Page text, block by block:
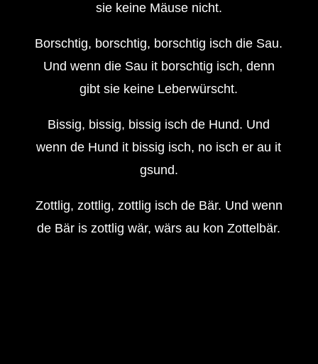
sie keine Mäuse nicht.
Borschtig, borschtig, borschtig isch die Sau.
Und wenn die Sau it borschtig isch, denn
gibt sie keine Leberwürscht.
Bissig, bissig, bissig isch de Hund. Und
wenn de Hund it bissig isch, no isch er au it
gsund.
Zottlig, zottlig, zottlig isch de Bär. Und wenn
de Bär is zottlig wär, wärs au kon Zottelbär.